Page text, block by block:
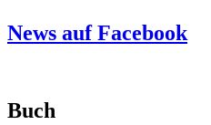
News auf Facebook
Buch